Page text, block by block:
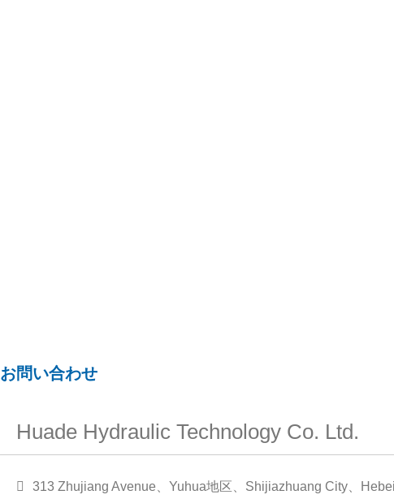
お問い合わせ
Huade Hydraulic Technology Co. Ltd.
313 Zhujiang Avenue、Yuhua地区、Shijiazhuang City、Hebei